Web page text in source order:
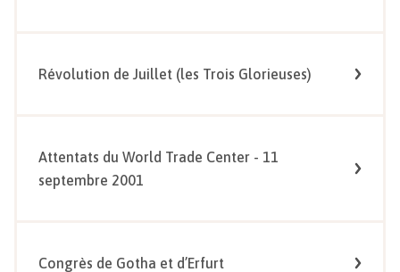
Révolution de Juillet (les Trois Glorieuses)
Attentats du World Trade Center - 11
septembre 2001
Congrès de Gotha et d’Erfurt